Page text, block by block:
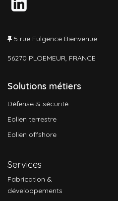
5 rue Fulgence Bienvenue
56270 PLOEMEUR, FRANCE
Solutions métiers
Défense & sécurité
Eolien terrestre
Eolien offshore
Services
Fabrication &
développements